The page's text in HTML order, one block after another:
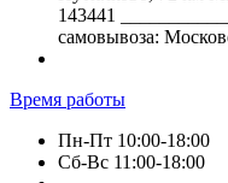
143441
самовывоза:
Время работы
Пн-Пт 10:00-18:00
Сб-Вс 11:00-18:00